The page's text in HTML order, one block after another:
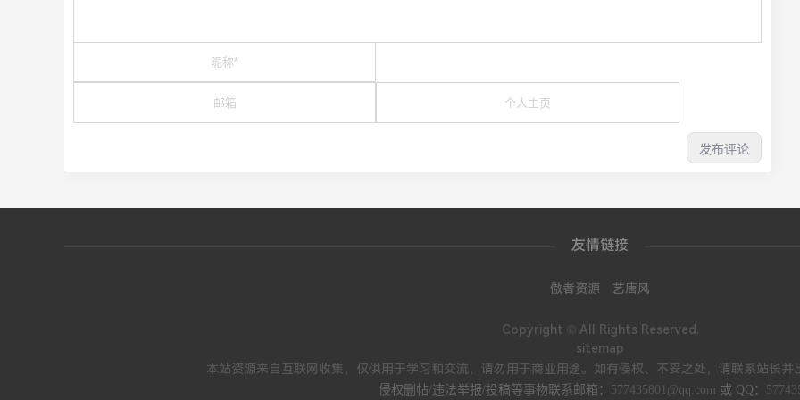
友情链接
傲者资源 艺唐风
Copyright © All Rights Reserved.
sitemap
本站资源来自互联网收集，仅供用于学习和交流，请勿用于商业用途。如有侵权、不妥之处，请联系站长并
侵权删帖/违法举报/投稿等事物联系邮箱： 577435801@qq.com 或 QQ：